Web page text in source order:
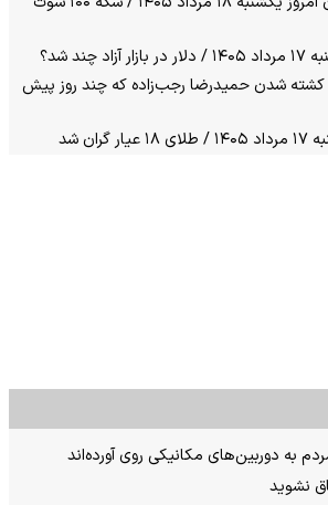
شد؟
کشته شدن حمیدرضا رجب‌زاده که چند روز پیش
شد
به دوربین‌های مکانیکی روی آورده‌اند
نشوید